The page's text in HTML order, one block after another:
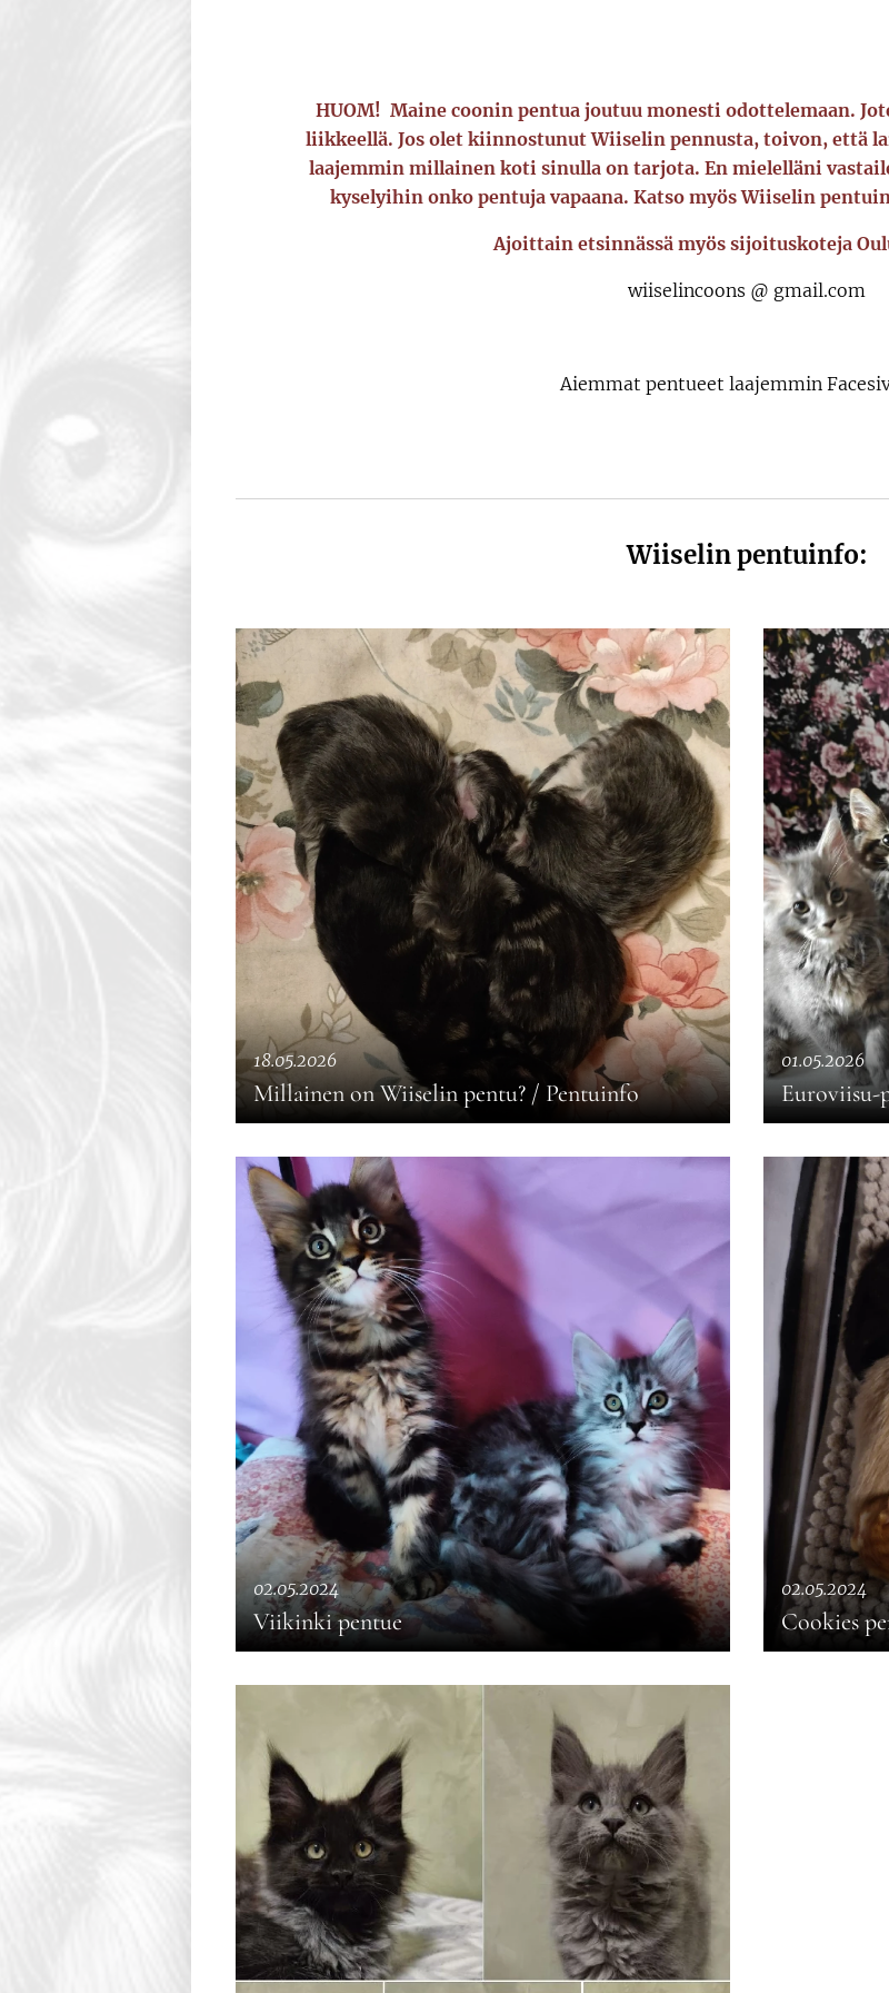
HUOM! Maine coonin pentua joutuu monesti odottelemaan.
liikkeellä. Jos olet kiinnostunut Wiiselin pennusta, toivon, että
laajemmin millainen koti sinulla on tarjota. En mielelläni
kyselyihin onko pentuja vapaana. Katso myös Wiiselin
Ajoittain etsinnässä myös sijoituskoteja
wiiselincoons @ gmail.com
Aiemmat pentueet laajemmin
Wiiselin pentuinfo:
18.05.2026
Millainen on Wiiselin pentu? / Pentuinfo
01.05.2026
Euroviisu-
02.05.2024
Viikinki pentue
02.05.2024
Cookies